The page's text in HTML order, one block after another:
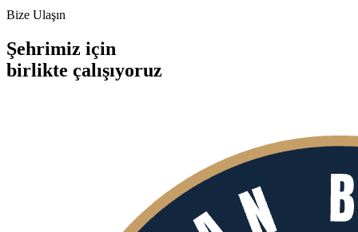
Bize Ulaşın
Şehrimiz için
birlikte çalışıyoruz